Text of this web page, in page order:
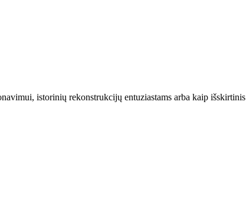
istorinių rekonstrukcijų entuziastams arba kaip išskirtinis